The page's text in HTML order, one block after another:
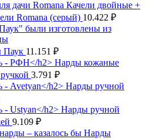
Качели двойные +
Romana (серый) 10.422 ₽
Паук 11.151 ₽
Нарды кожаные
3.791 ₽
Нарды ручной
Нарды ручной
9.109 ₽
Нарды